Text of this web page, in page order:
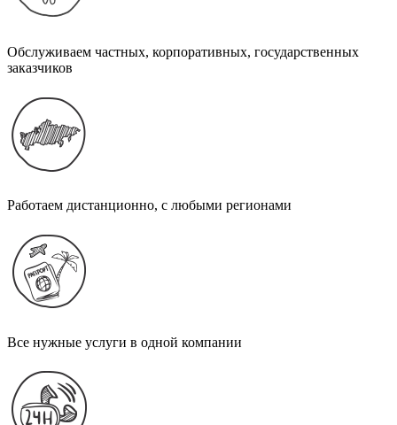
Обслуживаем частных, корпоративных, государственных
заказчиков
Работаем дистанционно, с любыми регионами
Все нужные услуги в одной компании